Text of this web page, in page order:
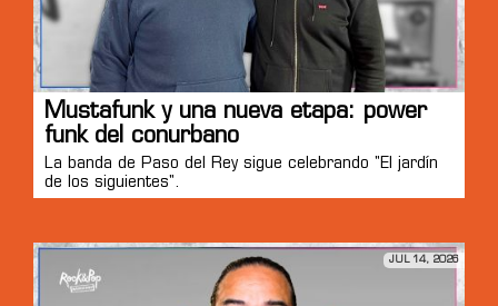
Mustafunk y una nueva etapa: power
funk del conurbano
La banda de Paso del Rey sigue celebrando "El jardín
de los siguientes".
JUL 14, 2026